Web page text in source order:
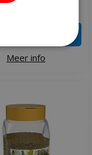
Meer info